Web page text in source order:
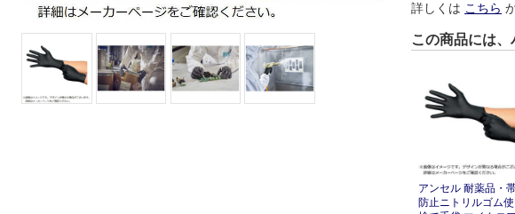
詳しくは こちら
この商品には、
アンセル 耐薬品・
防止ニトリルゴム